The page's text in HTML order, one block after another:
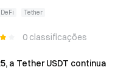
DeFi Tether
0 classificações
a Tether USDT continua